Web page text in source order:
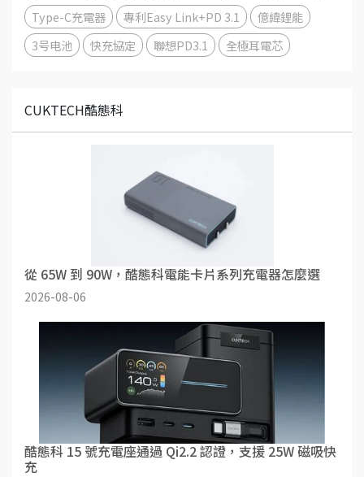
Type-C充電器
專利Easy Link+PD 3.1
億緯鋰能
3号电池
快充協定 聯想PD3.1 全極耳電芯
CUKTECH酷態科
從 65W 到 90W，酷態科電能卡片系列充電器怎麼選
2026-08-06
酷態科 15 號充電座通過 Qi2.2 認證，支援 25W 磁吸快
充